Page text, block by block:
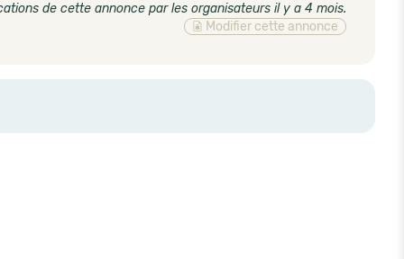
de cette annonce par les organisateurs il y a 4 mois.
Modifier cette annonce